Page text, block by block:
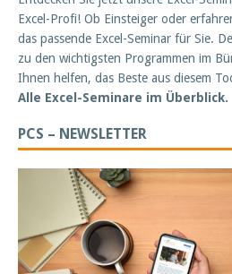
Excel-Profi! Ob Einsteiger oder
das passende Excel-Seminar für Sie.
zu den wichtigsten Programmen im
Ihnen helfen, das Beste aus diesem
Alle Excel-Seminare im Überblick.
PCS – NEWSLETTER